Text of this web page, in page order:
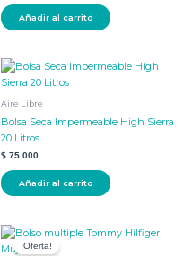
Añadir al carrito
Aire Libre
Bolsa Seca Impermeable High Sierra
20 Litros
$ 75.000
Añadir al carrito
¡Oferta!
precio
original
El
precio